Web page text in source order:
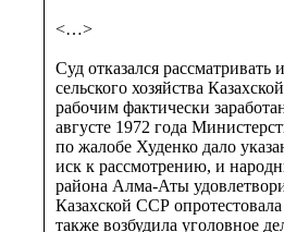
<…>
Суд отказался рассматривать
сельского хозяйства
рабочим фактически
августе 1972 года
по жалобе Худенко дало
иск к рассмотрению, и
района Алма-Аты
Казахской ССР
также возбудила уголовное